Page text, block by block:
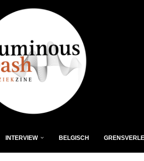
INTERVIEW BELGISCH